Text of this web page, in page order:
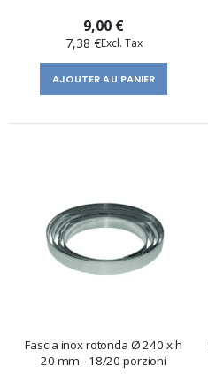
9,00 €
7,38 €
AJOUTER AU PANIER
Fascia inox rotonda Ø 240 x h
20 mm - 18/20 porzioni